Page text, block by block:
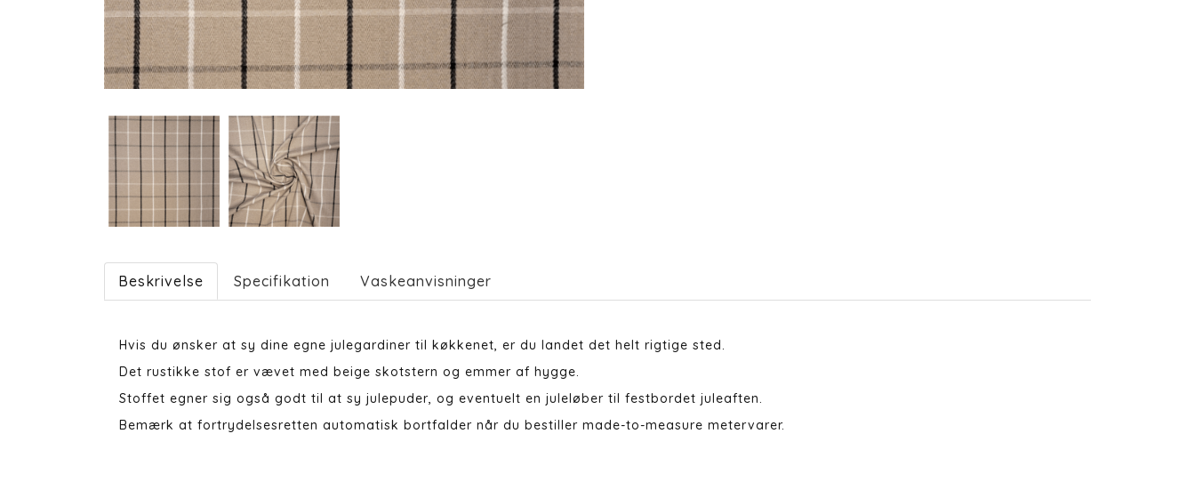
Beskrivelse Specifikation Vaskeanvisninger
Hvis du ønsker at sy dine egne julegardiner til køkkenet, er du landet det helt rigtige sted.
Det rustikke stof er vævet med beige skotstern og emmer af hygge.
Stoffet egner sig også godt til at sy julepuder, og eventuelt en juleløber til festbordet juleaften.
Bemærk at fortrydelsesretten automatisk bortfalder når du bestiller made-to-measure metervarer.